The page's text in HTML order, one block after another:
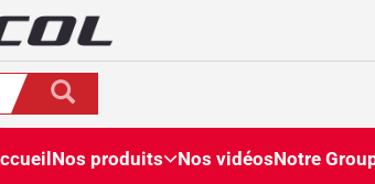
Nos produits Nos vidéosNotre